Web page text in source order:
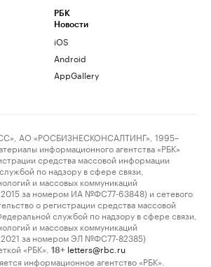
РБК
Новости
iOS
Android
AppGallery
АО «РОСБИЗНЕСКОНСАЛТИНГ», 1995–
информационного агентства «РБК»
средства массовой информации
по надзору в сфере связи,
и массовых коммуникаций
за номером ИА №ФС77-63848) и сетевого
о регистрации средства массовой
службой по надзору в сфере связи,
и массовых коммуникаций
за номером ЭЛ №ФС77-82385)
«РБК».
18+ letters@rbc.ru
информационное агентство «РБК».